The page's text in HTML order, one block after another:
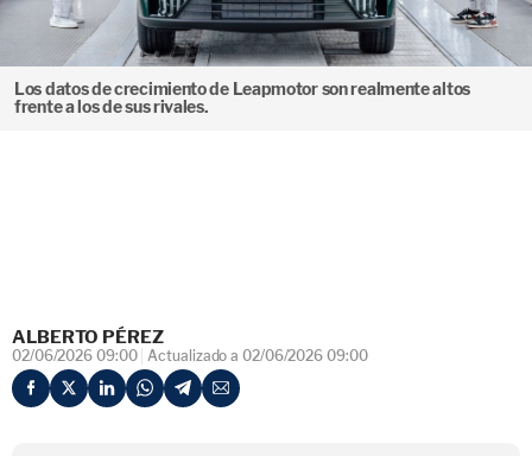
Los datos de crecimiento de Leapmotor son realmente altos
frente a los de sus rivales.
ALBERTO PÉREZ
02/06/2026 09:00 Actualizado a 02/06/2026 09:00